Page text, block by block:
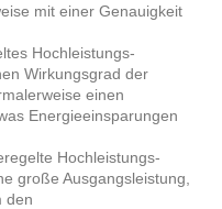
mit einer Genauigkeit
Hochleistungs-
Wirkungsgrad der
einen
Energieeinsparungen
Hochleistungs-
große Ausgangsleistung,
den